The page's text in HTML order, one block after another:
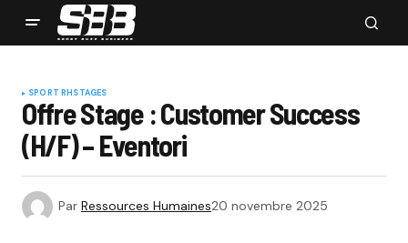
SPORT RHSTAGES
Offre Stage : Customer Success
(H/F) – Eventori
Par Ressources Humaines20 novembre 2025